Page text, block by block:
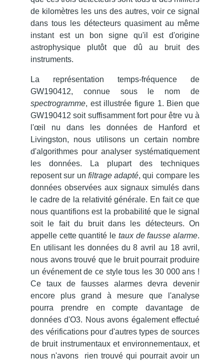
de kilomètres les uns des autres, voir ce signal
dans tous les détecteurs quasiment au même
instant est un bon signe qu'il est d'origine
astrophysique plutôt que dû au bruit des
instruments.
La représentation temps-fréquence de
GW190412, connue sous le nom de
spectrogramme, est illustrée figure 1. Bien que
GW190412 soit suffisamment fort pour être vu à
l'œil nu dans les données de Hanford et
Livingston, nous utilisons un certain nombre
d'algorithmes pour analyser systématiquement
les données.
La plupart des techniques
reposent sur un filtrage adapté, qui compare les
données observées aux signaux simulés dans
le cadre de la relativité générale. En fait ce que
nous quantifions est la probabilité que le signal
soit le fait du bruit dans les détecteurs. On
appelle cette quantité le taux de fausse alarme.
En utilisant les données du 8 avril au 18 avril,
nous avons trouvé que le bruit pourrait produire
un événement de ce style tous les 30 000 ans !
Ce taux de fausses alarmes devra devenir
encore plus grand à mesure que l'analyse
pourra prendre en compte davantage de
données d'O3. Nous avons également effectué
des vérifications pour d'autres types de sources
de bruit instrumentaux et environnementaux, et
nous n'avons rien trouvé qui pourrait avoir un